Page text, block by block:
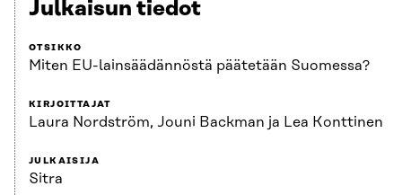
Julkaisun tiedot
OTSIKKO
Miten EU-lainsäädännöstä päätetään Suomessa?
KIRJOITTAJAT
Laura Nordström, Jouni Backman ja Lea Konttinen
JULKAISIJA
Sitra